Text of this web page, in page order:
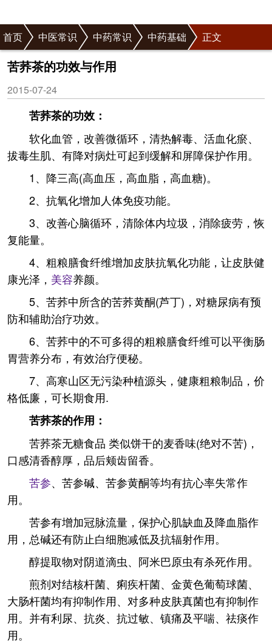
首页 中医常识 中药常识 中药基础 正文
苦荞茶的功效与作用
2015-07-24
苦荞茶的功效：
软化血管，改善微循环，清热解毒、活血化瘀、
拔毒生肌、有降对病灶可起到缓解和屏障保护作用。
1、降三高(高血压，高血脂，高血糖)。
2、抗氧化增加人体免疫功能。
3、改善心脑循环，清除体内垃圾，消除疲劳，恢
复能量。
4、粗粮膳食纤维增加皮肤抗氧化功能，让皮肤健
康光泽， 美容养颜。
5、苦荞中所含的苦荞黄酮(芦丁)，对糖尿病有预
防和辅助治疗功效。
6、苦荞中的不可多得的粗粮膳食纤维可以平衡肠
胃营养分布，有效治疗便秘。
7、高寒山区无污染种植源头，健康粗粮制品，价
格低廉，可长期食用.
苦荞茶的作用：
苦荞茶无糖食品 类似饼干的麦香味(绝对不苦)，
口感清香醇厚，品后颊齿留香。
苦参、苦参碱、苦参黄酮等均有抗心率失常作
用。
苦参有增加冠脉流量，保护心肌缺血及降血脂作
用，总碱还有防止白细胞减低及抗辐射作用。
醇提取物对阴道滴虫、阿米巴原虫有杀死作用。
煎剂对结核杆菌、痢疾杆菌、金黄色葡萄球菌、
大肠杆菌均有抑制作用、对多种皮肤真菌也有抑制作
用。并有利尿、抗炎、抗过敏、镇痛及平喘、祛痰作
用。